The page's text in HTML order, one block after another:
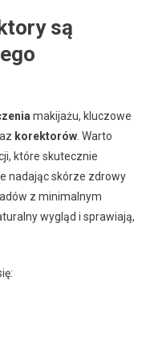
są
makijażu, kluczowe
korektorów. Warto
które skutecznie
nadając skórze zdrowy
z minimalnym
wygląd i sprawiają,